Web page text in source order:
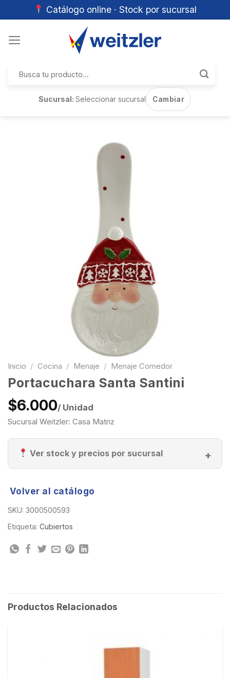
Catálogo online · Stock por sucursal
por:
Sucursal:Seleccionar sucursal Cambiar
Inicio / Cocina / Menaje / Menaje Comedor
Portacuchara Santa Santini
$6.000/ Unidad
Sucursal Weitzler: Casa Matriz
Ver stock y precios por sucursal
Volver al catálogo
SKU: 3000500593
Etiqueta: Cubiertos
Productos Relacionados